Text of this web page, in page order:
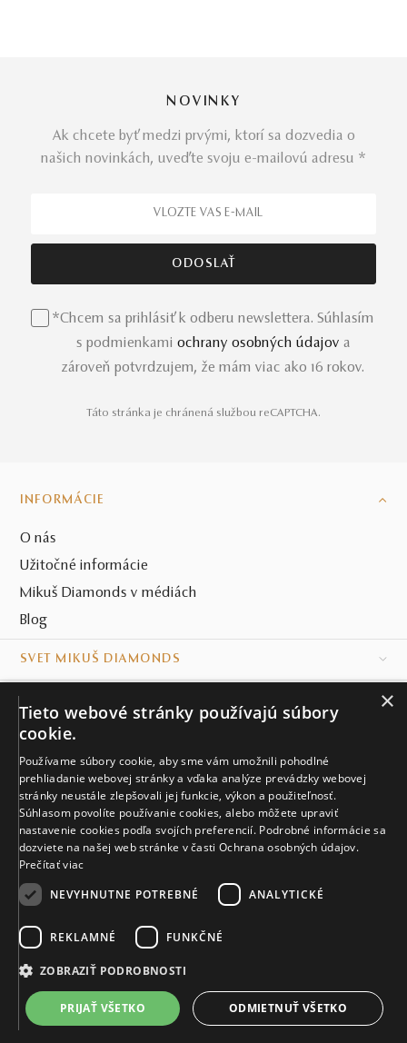
1 764 €
Do 21 dní
DO KOŠÍKA
NOVINKY
Ak chcete byť medzi prvými, ktorí sa dozvedia o
našich novinkách, uveďte svoju e-mailovú adresu *
*Chcem sa prihlásiť k odberu newslettera. Súhlasím
s podmienkami ochrany osobných údajov a
zároveň potvrdzujem, že mám viac ako 16 rokov.
Táto stránka je chránená službou reCAPTCHA.
INFORMÁCIE
O nás
Užitočné informácie
Mikuš Diamonds v médiách
Blog
SVET MIKUŠ DIAMONDS
KONTAKT
Naše klenotníctva
Sídlo spoločnosti
© MIKUŠ DIAMONDS, A.S. 2026. VŠETKY PRÁVA VYHRADENÉ.
×
Tieto webové stránky používajú súbory
cookie.
Používame súbory cookie, aby sme vám umožnili pohodlné
prehliadanie webovej stránky a vďaka analýze prevádzky webovej
stránky neustále zlepšovali jej funkcie, výkon a použiteľnosť.
Súhlasom povolíte používanie cookies, alebo môžete upraviť
nastavenie cookies podľa svojích preferencií. Podrobné informácie sa
dozviete na našej web stránke v časti Ochrana osobných údajov.
Prečítať viac
NEVYHNUTNE POTREBNÉ
ANALYTICKÉ
REKLAMNÉ FUNKČNÉ
ZOBRAZIŤ PODROBNOSTI
PRIJAŤ VŠETKO ODMIETNUŤ VŠETKO